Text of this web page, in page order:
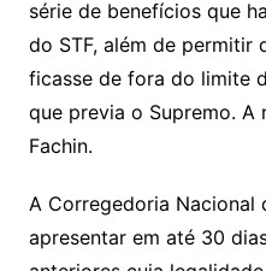
série de benefícios que
do STF, além de permitir
ficasse de fora do limite
que previa o Supremo.
Fachin.
A Corregedoria Nacional
apresentar em até 30